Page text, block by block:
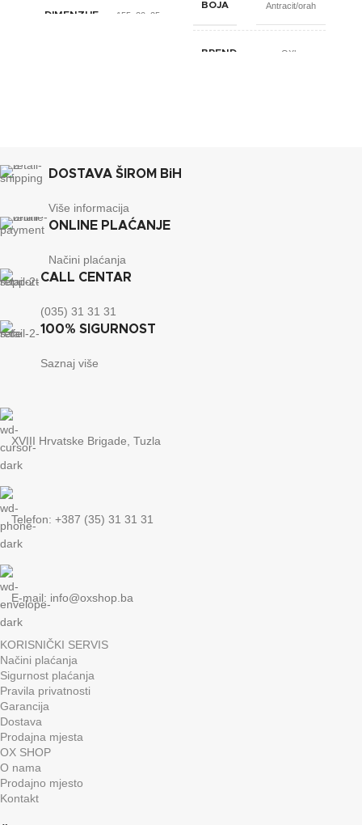
DIMENZIJE 155x20x25cm
BOJA Antracit/orah
BREND OXhome
DOSTAVA ŠIROM BiH
Više informacija
ONLINE PLAĆANJE
Načini plaćanja
CALL CENTAR
(035) 31 31 31
100% SIGURNOST
Saznaj više
XVIII Hrvatske Brigade, Tuzla
Telefon: +387 (35) 31 31 31
E-mail: info@oxshop.ba
KORISNIČKI SERVIS
Načini plaćanja
Sigurnost plaćanja
Pravila privatnosti
Garancija
Dostava
Prodajna mjesta
OX SHOP
O nama
Prodajno mjesto
Kontakt